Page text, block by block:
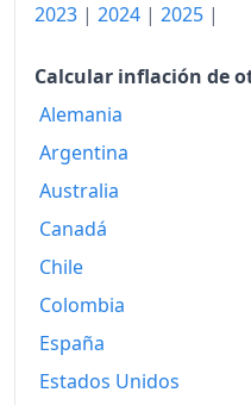
2023 | 2024 | 2025 |
Calcular inflación de
Alemania
Argentina
Australia
Canadá
Chile
Colombia
España
Estados Unidos